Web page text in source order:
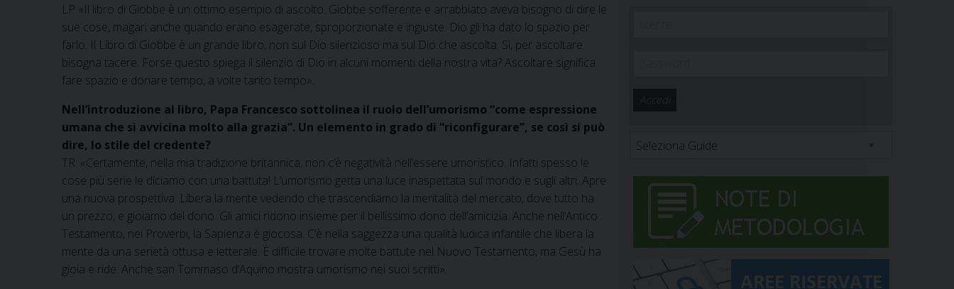
LP «Il libro di Giobbe è un ottimo esempio di ascolto. Giobbe sofferente e arrabbiato aveva bisogno di dire le
sue cose, magari anche quando erano esagerate, sproporzionate e ingiuste. Dio gli ha dato lo spazio per
farlo. Il Libro di Giobbe è un grande libro, non sul Dio silenzioso ma sul Dio che ascolta. Sì, per ascoltare
bisogna tacere. Forse questo spiega il silenzio di Dio in alcuni momenti della nostra vita? Ascoltare significa
fare spazio e donare tempo, a volte tanto tempo».
Nell’introduzione al libro, Papa Francesco sottolinea il ruolo dell’umorismo “come espressione
umana che si avvicina molto alla grazia”. Un elemento in grado di “riconfigurare”, se così si può
dire, lo stile del credente?
TR: «Certamente, nella mia tradizione britannica, non c’è negatività nell’essere umoristico. Infatti spesso le
cose più serie le diciamo con una battuta! L’umorismo getta una luce inaspettata sul mondo e sugli altri. Apre
una nuova prospettiva. Libera la mente vedendo che trascendiamo la mentalità del mercato, dove tutto ha
un prezzo, e gioiamo del dono. Gli amici ridono insieme per il bellissimo dono dell’amicizia. Anche nell’Antico
Testamento, nei Proverbi, la Sapienza è giocosa. C’è nella saggezza una qualità ludica infantile che libera la
mente da una serietà ottusa e letterale. È difficile trovare molte battute nel Nuovo Testamento, ma Gesù ha
gioia e ride. Anche san Tommaso d’Aquino mostra umorismo nei suoi scritti».